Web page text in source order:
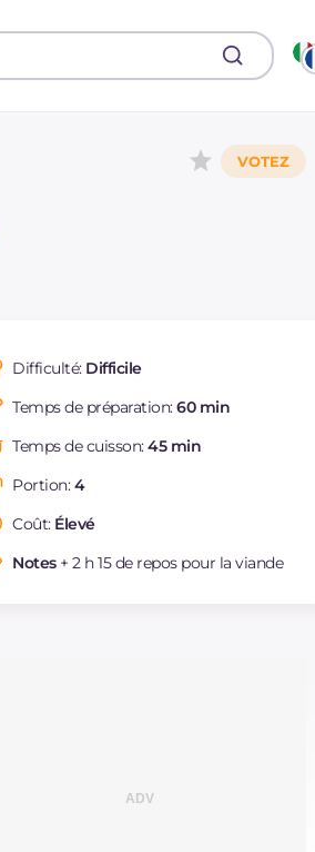
Difficulté: Difficile
Temps de préparation:60 min
Temps de cuisson:45 min
Portion:4
Coût: Élevé
Notes+ 2 h 15 de repos pour la viande